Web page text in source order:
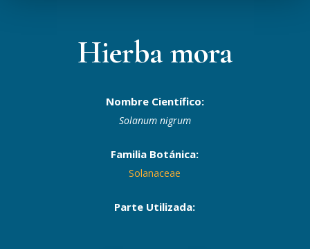
Hierba mora
Nombre Científico:
Solanum nigrum
Familia Botánica:
Solanaceae
Parte Utilizada: